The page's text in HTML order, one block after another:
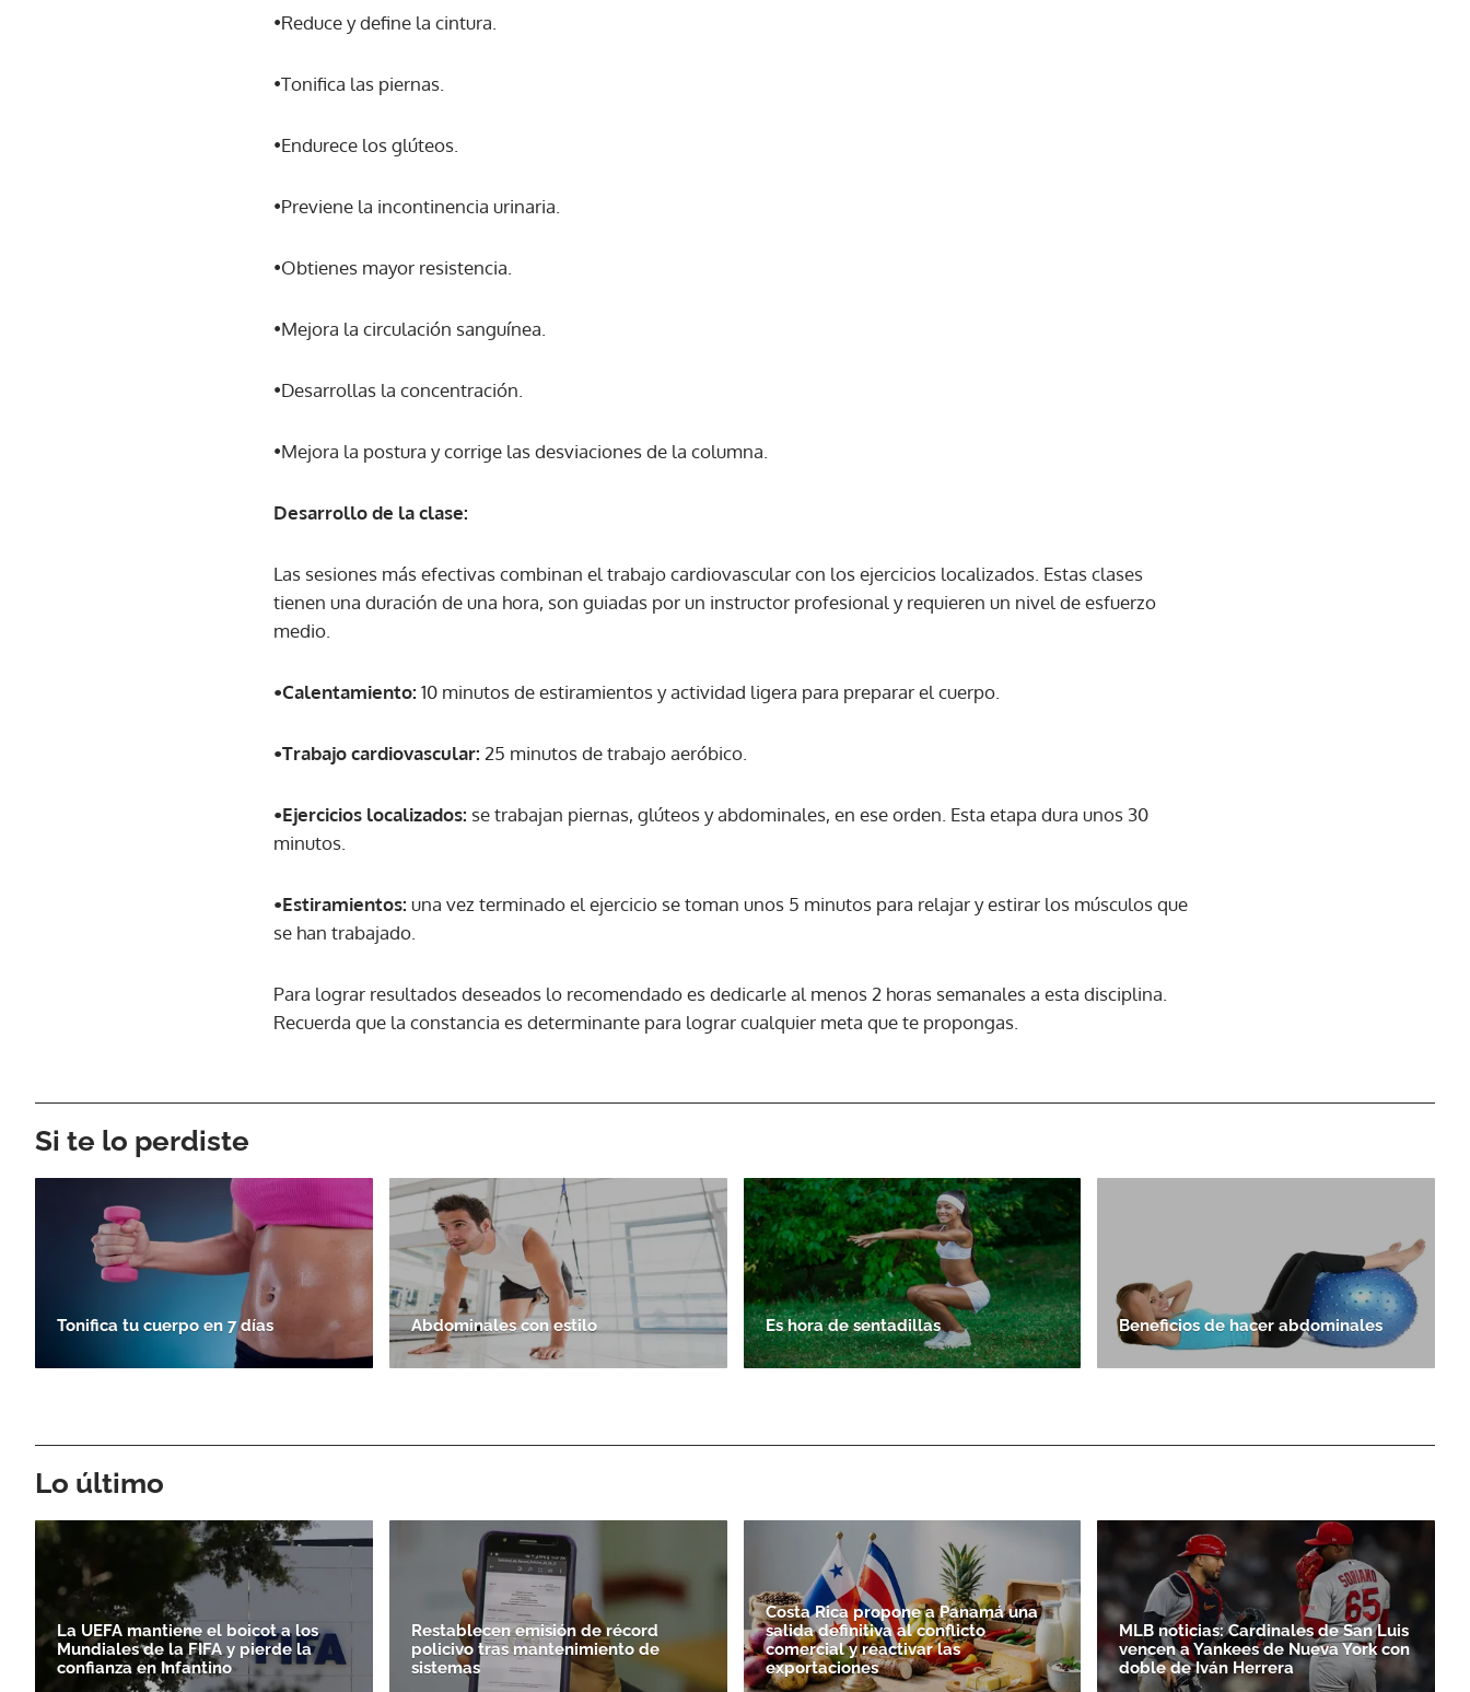
•Reduce y define la cintura.
•Tonifica las piernas.
•Endurece los glúteos.
•Previene la incontinencia urinaria.
•Obtienes mayor resistencia.
•Mejora la circulación sanguínea.
•Desarrollas la concentración.
•Mejora la postura y corrige las desviaciones de la columna.
Desarrollo de la clase:
Las sesiones más efectivas combinan el trabajo cardiovascular con los ejercicios localizados. Estas clases
tienen una duración de una hora, son guiadas por un instructor profesional y requieren un nivel de esfuerzo
medio.
•Calentamiento: 10 minutos de estiramientos y actividad ligera para preparar el cuerpo.
•Trabajo cardiovascular: 25 minutos de trabajo aeróbico.
•Ejercicios localizados: se trabajan piernas, glúteos y abdominales, en ese orden. Esta etapa dura unos 30
minutos.
•Estiramientos: una vez terminado el ejercicio se toman unos 5 minutos para relajar y estirar los músculos que
se han trabajado.
Para lograr resultados deseados lo recomendado es dedicarle al menos 2 horas semanales a esta disciplina.
Recuerda que la constancia es determinante para lograr cualquier meta que te propongas.
Si te lo perdiste
Tonifica tu cuerpo en 7 días Abdominales con estilo Es hora de sentadillas Beneficios de hacer abdominales
Lo último
La UEFA mantiene el boicot a los
Mundiales de la FIFA y pierde la
confianza en Infantino
Restablecen emisión de récord
policivo tras mantenimiento de
sistemas
Costa Rica propone a Panamá una
salida definitiva al conflicto
comercial y reactivar las
exportaciones
MLB noticias: Cardinales de San Luis
vencen a Yankees de Nueva York con
doble de Iván Herrera